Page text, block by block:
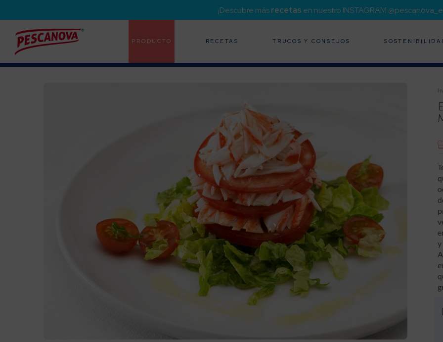
¡Descubre másrecetas en nuestro INSTAGRAM
PRODUCTO RECETAS TRUCOS Y CONSEJOS
y